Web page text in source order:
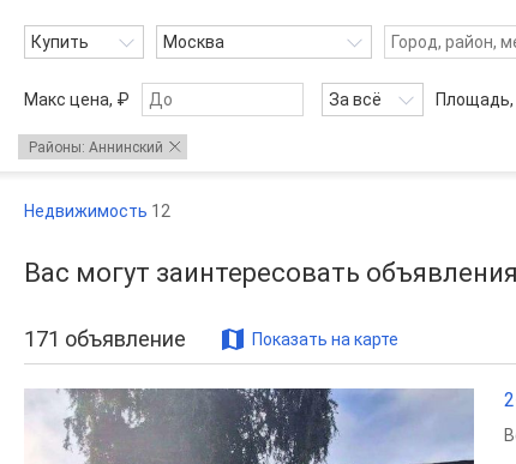
Купить Москва
Макс цена, ₽ За всё Площадь,
Районы: Аннинский
Недвижимость 12
Вас могут заинтересовать объявления
171 объявление Показать на карте